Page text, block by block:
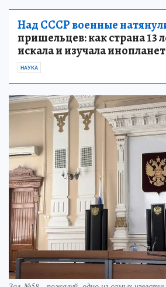
Над СССР военные
пришельцев: как страна 13
искала и изучала
НАУКА